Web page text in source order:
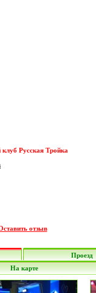
Русская Тройка
отзыв
Проезд
На карте